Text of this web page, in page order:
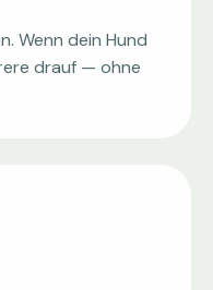
Wenn dein Hund
drauf — ohne